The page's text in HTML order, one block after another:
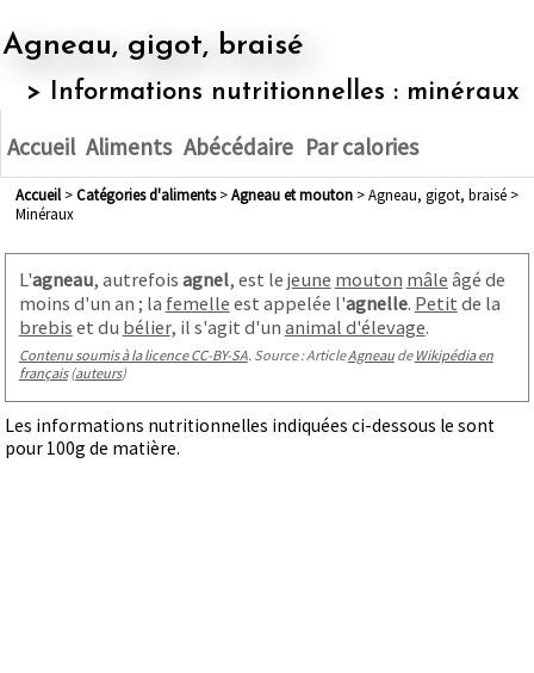
Agneau, gigot, braisé
> Informations nutritionnelles : minéraux
Accueil Aliments Abécédaire Par calories
Accueil> Catégories d'aliments> agneau et mouton> Agneau, gigot, braisé >
Minéraux
L'agneau, autrefois agnel, est le jeune mouton mâle âgé de
moins d'un an ; la femelle est appelée l'agnelle. Petit de la
brebis et du bélier, il s'agit d'un animal d'élevage.
Contenu soumis à la licence CC-BY-SA. Source : ArticleAgneaude Wikipédia en
français(auteurs)
Les informations nutritionnelles indiquées ci-dessous le sont
pour 100g de matière.